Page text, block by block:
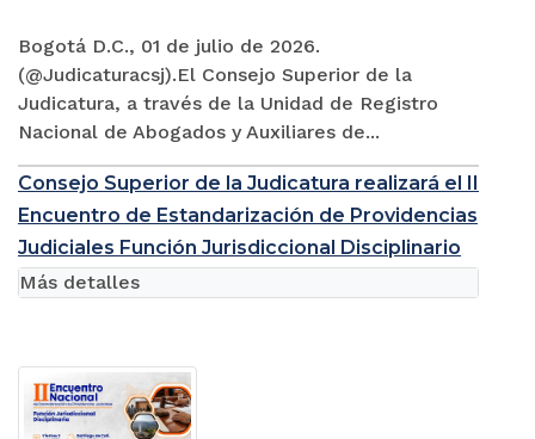
Bogotá D.C., 01 de julio de 2026.
(@Judicaturacsj).El Consejo Superior de la
Judicatura, a través de la Unidad de Registro
Nacional de Abogados y Auxiliares de...
Consejo Superior de la Judicatura realizará el II
Encuentro de Estandarización de Providencias
Judiciales Función Jurisdiccional Disciplinario
Más detalles